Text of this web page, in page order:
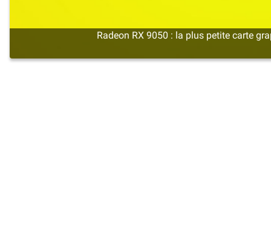
Radeon RX 9050 : la plus petite carte